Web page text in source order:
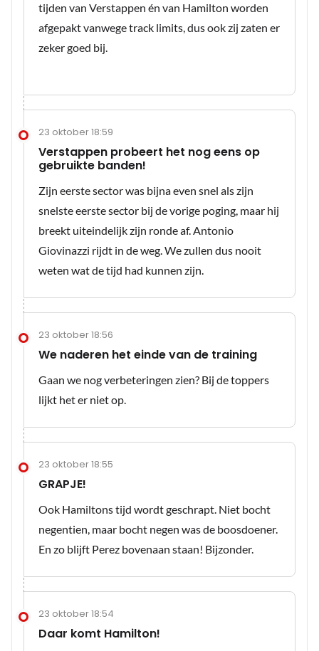
tijden van Verstappen én van Hamilton worden
afgepakt vanwege track limits, dus ook zij zaten er
zeker goed bij.
23 oktober 18:59
Verstappen probeert het nog eens op
gebruikte banden!
Zijn eerste sector was bijna even snel als zijn
snelste eerste sector bij de vorige poging, maar hij
breekt uiteindelijk zijn ronde af. Antonio
Giovinazzi rijdt in de weg. We zullen dus nooit
weten wat de tijd had kunnen zijn.
23 oktober 18:56
We naderen het einde van de training
Gaan we nog verbeteringen zien? Bij de toppers
lijkt het er niet op.
23 oktober 18:55
GRAPJE!
Ook Hamiltons tijd wordt geschrapt. Niet bocht
negentien, maar bocht negen was de boosdoener.
En zo blijft Perez bovenaan staan! Bijzonder.
23 oktober 18:54
Daar komt Hamilton!